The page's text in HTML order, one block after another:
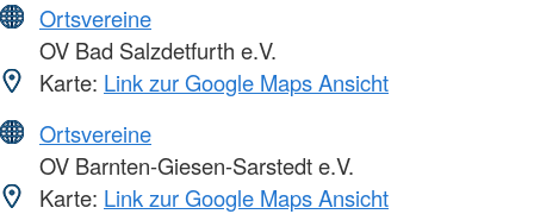
Ortsvereine
OV Bad Salzdetfurth e.V.
Karte: Link zur Google Maps Ansicht
Ortsvereine
OV Barnten-Giesen-Sarstedt e.V.
Karte: Link zur Google Maps Ansicht